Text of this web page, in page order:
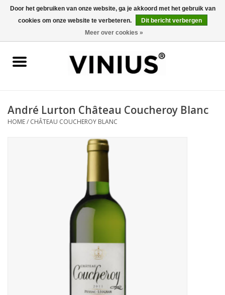
0 Artikelen - €0,00
Wijn per kleur/soort
André Lurton Château Coucheroy Blanc
HOME/ CHÂTEAU COUCHEROY BLANC
Door het gebruiken van onze website, ga je akkoord met het gebruik van
cookies om onze website te verbeteren.
Dit bericht verbergen
Meer over cookies »